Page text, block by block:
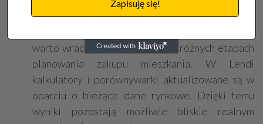
Sprawdzaj symulacje regularnie.Rynek
warto wracać do kalkulatora na różnych etapach
planowania zakupu mieszkania. W Lendi
kalkulatory i porównywarki aktualizowane są w
oparciu o bieżące dane rynkowe. Dzięki temu
wyniki pozostają możliwie bliskie realnym
Zapisuję się!